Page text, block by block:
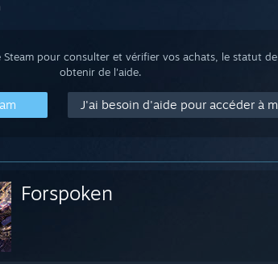
pour consulter et vérifier vos achats, le statut
obtenir de l'aide.
J'ai besoin d'aide pour accéder à
Forspoken